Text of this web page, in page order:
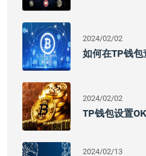
2024/02/02
如何在TP钱
2024/02/02
TP钱包设置
2024/02/13